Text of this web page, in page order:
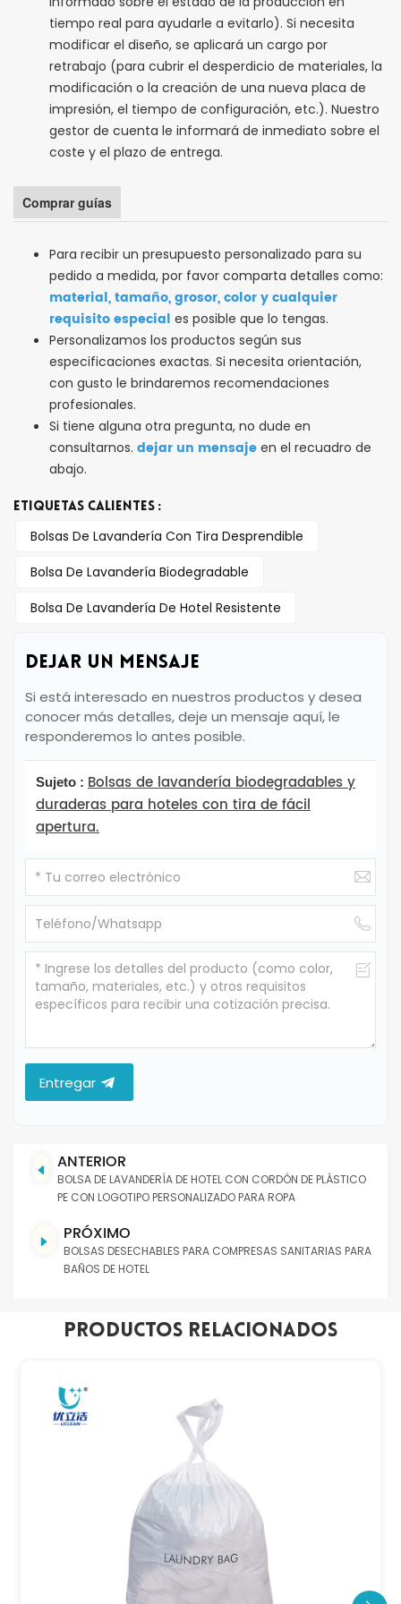
tiempo real para ayudarle a evitarlo). Si necesita
modificar el diseño, se aplicará un cargo por
retrabajo (para cubrir el desperdicio de materiales, la
modificación o la creación de una nueva placa de
impresión, el tiempo de configuración, etc.). Nuestro
gestor de cuenta le informará de inmediato sobre el
coste y el plazo de entrega.
Comprar guías
Para recibir un presupuesto personalizado para su
pedido a medida, por favor comparta detalles como:
material, tamaño, grosor, color y cualquier
requisito especial es posible que lo tengas.
Personalizamos los productos según sus
especificaciones exactas. Si necesita orientación,
con gusto le brindaremos recomendaciones
profesionales.
Si tiene alguna otra pregunta, no dude en
consultarnos. dejar un mensaje en el recuadro de
abajo.
ETIQUETAS CALIENTES :
Bolsas De Lavandería Con Tira Desprendible
Bolsa De Lavandería Biodegradable
Bolsa De Lavandería De Hotel Resistente
DEJAR UN MENSAJE
Si está interesado en nuestros productos y desea
conocer más detalles, deje un mensaje aquí, le
responderemos lo antes posible.
Sujeto : Bolsas de lavandería biodegradables y
duraderas para hoteles con tira de fácil
apertura.
Entregar
ANTERIOR
BOLSA DE LAVANDERÍA DE HOTEL CON CORDÓN DE PLÁSTICO
PE CON LOGOTIPO PERSONALIZADO PARA ROPA
PRÓXIMO
BOLSAS DESECHABLES PARA COMPRESAS SANITARIAS PARA
BAÑOS DE HOTEL
Productos Relacionados